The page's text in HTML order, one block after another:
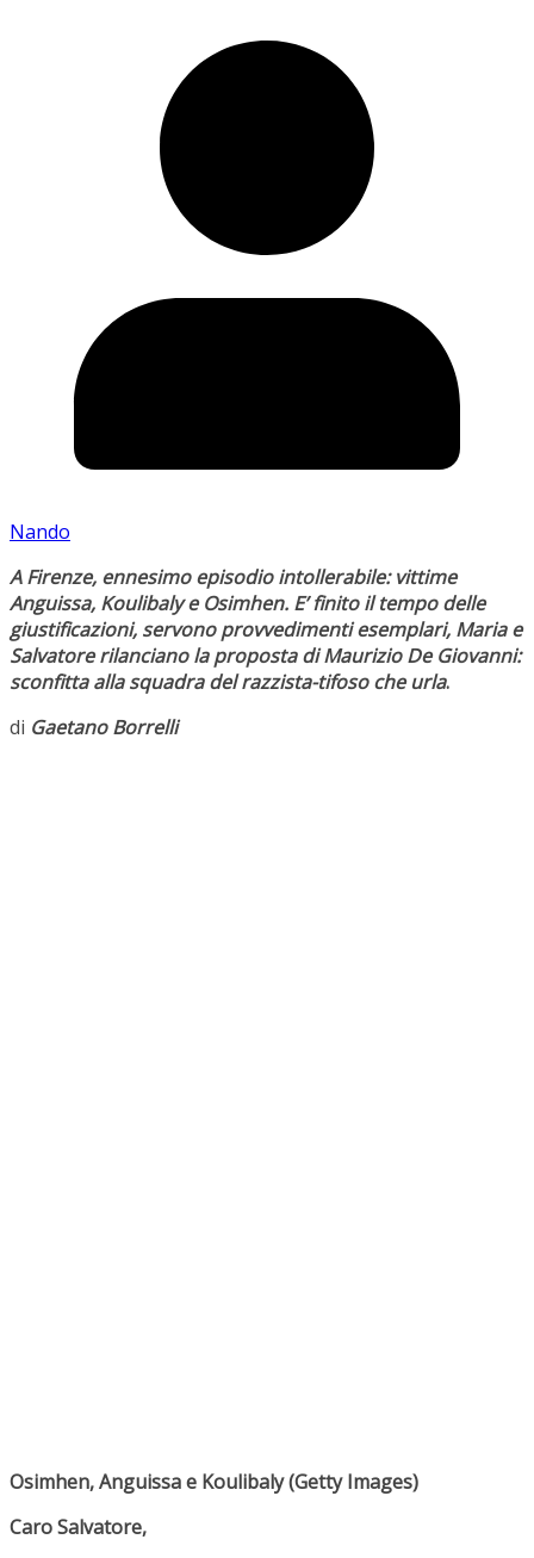
Nando
A Firenze, ennesimo episodio intollerabile: vittime
Anguissa, Koulibaly e Osimhen. E’ finito il tempo delle
giustificazioni, servono provvedimenti esemplari, Maria e
Salvatore rilanciano la proposta di Maurizio De Giovanni:
sconfitta alla squadra del razzista-tifoso che urla.
di Gaetano Borrelli
Osimhen, Anguissa e Koulibaly (Getty Images)
Caro Salvatore,